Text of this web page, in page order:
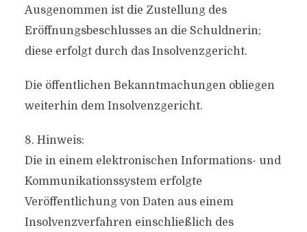
Ausgenommen ist die Zustellung des
Eröffnungsbeschlusses an die Schuldnerin;
diese erfolgt durch das Insolvenzgericht.
Die öffentlichen Bekanntmachungen obliegen
weiterhin dem Insolvenzgericht.
8. Hinweis:
Die in einem elektronischen Informations- und
Kommunikationssystem erfolgte
Veröffentlichung von Daten aus einem
Insolvenzverfahren einschließlich des